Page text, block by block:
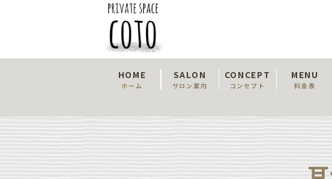
HOME
ホーム
SALON
サロン案内
CONCEPT
コンセプト
MENU
料金表